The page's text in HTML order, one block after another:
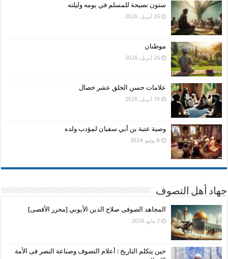
ستون نصيحة للمسلم في يومه وليلته
26 أبريل، 2026
موطنان
26 أبريل، 2026
علامات حسن الخلق عشر خصال
19 أبريل، 2026
وصية عتبة بن أبي سفيان لمؤدب ولده
8 يوليو، 2024
جهاد أهل التصوف
المجاهد الصوفى صلاح الدين الأيوبي [محرر الأقصى]
3 مايو، 2026
حين يتكلم التاريخ : أعلام التصوف وصناعة النصر فى الأمة